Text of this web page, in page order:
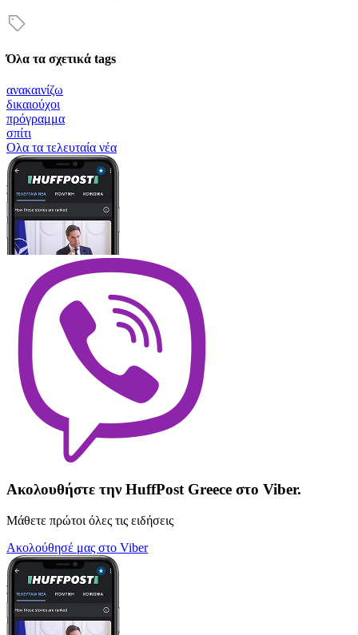
Όλα τα σχετικά tags
ανακαινίζω
δικαιούχοι
πρόγραμμα
σπίτι
Oλα τα τελευταία νέα
Ακολουθήστε την HuffPost Greece στο Viber.
Μάθετε πρώτοι όλες τις ειδήσεις
Ακολούθησέ μας στο Viber